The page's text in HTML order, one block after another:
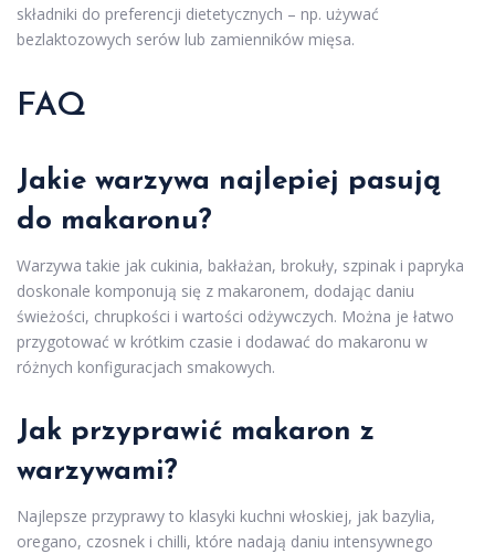
składniki do preferencji dietetycznych – np. używać
bezlaktozowych serów lub zamienników mięsa.
FAQ
Jakie warzywa najlepiej pasują
do makaronu?
Warzywa takie jak cukinia, bakłażan, brokuły, szpinak i papryka
doskonale komponują się z makaronem, dodając daniu
świeżości, chrupkości i wartości odżywczych. Można je łatwo
przygotować w krótkim czasie i dodawać do makaronu w
różnych konfiguracjach smakowych.
Jak przyprawić makaron z
warzywami?
Najlepsze przyprawy to klasyki kuchni włoskiej, jak bazylia,
oregano, czosnek i chilli, które nadają daniu intensywnego